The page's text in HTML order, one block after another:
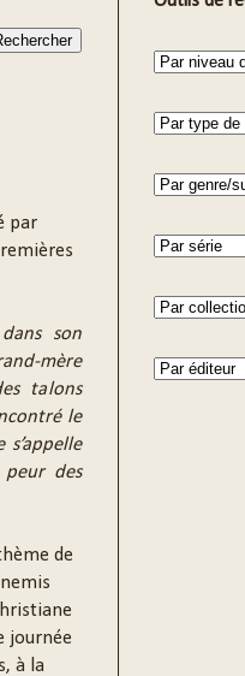
par
son
mère
talons
le
peur des
de
journée
à la